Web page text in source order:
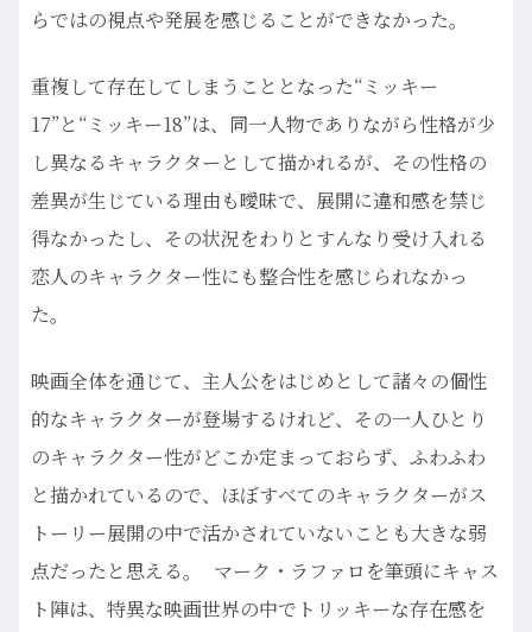
らではの視点や発展を感じることができなかった。
重複して存在してしまうこととなった“ミッキー
17”と“ミッキー18”は、同一人物でありながら性格が少
し異なるキャラクターとして描かれるが、その性格の
差異が生じている理由も曖昧で、展開に違和感を禁じ
得なかったし、その状況をわりとすんなり受け入れる
恋人のキャラクター性にも整合性を感じられなかっ
た。
映画全体を通じて、主人公をはじめとして諸々の個性
的なキャラクターが登場するけれど、その一人ひとり
のキャラクター性がどこか定まっておらず、ふわふわ
と描かれているので、ほぼすべてのキャラクターがス
トーリー展開の中で活かされていないことも大きな弱
点だったと思える。 マーク・ラファロを筆頭にキャス
ト陣は、特異な映画世界の中でトリッキーな存在感を